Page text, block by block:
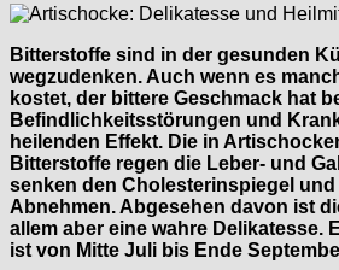
Bitterstoffe sind in der gesunden
wegzudenken. Auch wenn es
kostet, der bittere Geschmack hat
Befindlichkeitsstörungen und
heilenden Effekt. Die in
Bitterstoffe regen die Leber- und
senken den Cholesterinspiegel
Abnehmen. Abgesehen davon ist
allem aber eine wahre Delikatesse.
ist von Mitte Juli bis Ende